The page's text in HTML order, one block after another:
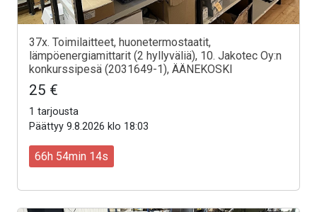
37x. Toimilaitteet, huonetermostaatit,
lämpöenergiamittarit (2 hyllyväliä), 10. Jakotec Oy:n
konkurssipesä (2031649-1), ÄÄNEKOSKI
25 €
1 tarjousta
Päättyy 9.8.2026 klo 18:03
66h 54min 12s